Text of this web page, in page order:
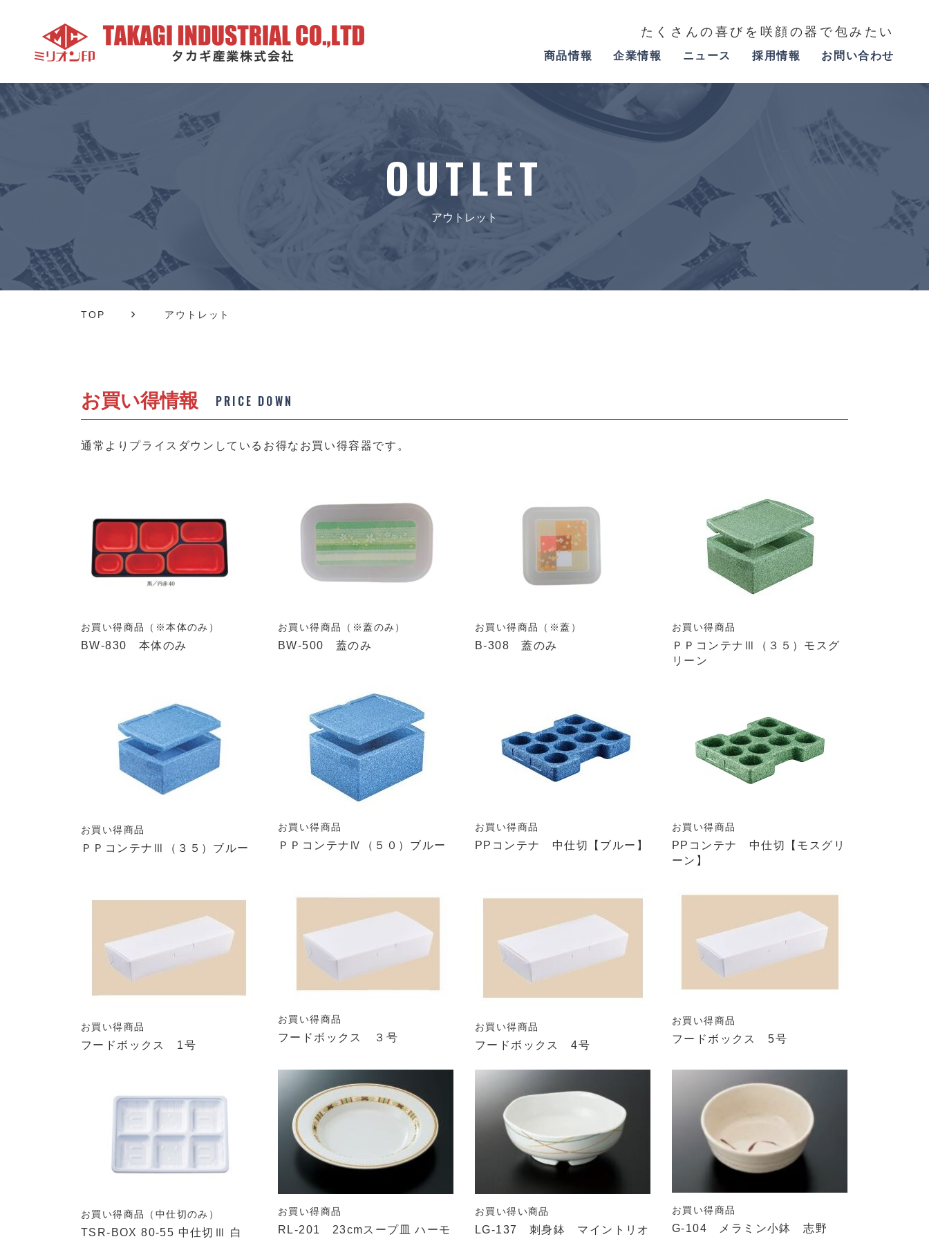
たくさんの喜びを咲顔の器で包みたい
商品情報 企業情報 ニュース 採用情報 お問い合わせ
OUTLET
アウトレット
TOP アウトレット
お買い得情報 PRICE DOWN
通常よりプライスダウンしているお得なお買い得容器です。
お買い得商品（※本体のみ）
BW-830 本体のみ
お買い得商品（※蓋のみ）
BW-500 蓋のみ
お買い得商品（※蓋）
B-308 蓋のみ
お買い得商品
ＰＰコンテナⅢ（３５）モスグ
リーン
お買い得商品
ＰＰコンテナⅢ（３５）ブルー
お買い得商品
ＰＰコンテナⅣ（５０）ブルー
お買い得商品
PPコンテナ 中仕切【ブルー】
お買い得商品
PPコンテナ 中仕切【モスグリ
ーン】
お買い得商品
フードボックス 1号
お買い得商品
フードボックス ３号
お買い得商品
フードボックス 4号
お買い得商品
フードボックス 5号
お買い得商品（中仕切のみ）
TSR-BOX 80-55 中仕切Ⅲ 白
お買い得商品
RL-201 23cmスープ皿 ハーモ
お買い得い商品
LG-137 刺身鉢 マイントリオ
お買い得商品
G-104 メラミン小鉢 志野